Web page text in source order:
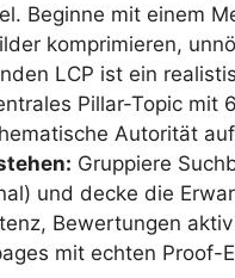
Beginne mit einem
komprimieren,
LCP ist ein
Pillar-Topic mit
Autorität
Gruppiere
und decke die
Bewertungen
mit echten Proof-